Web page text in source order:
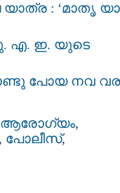
: ‘മാ​തൃ​
എ. ഇ. യുടെ
പോയ നവ
ആരോഗ്യം,
, പോലീസ്‌,